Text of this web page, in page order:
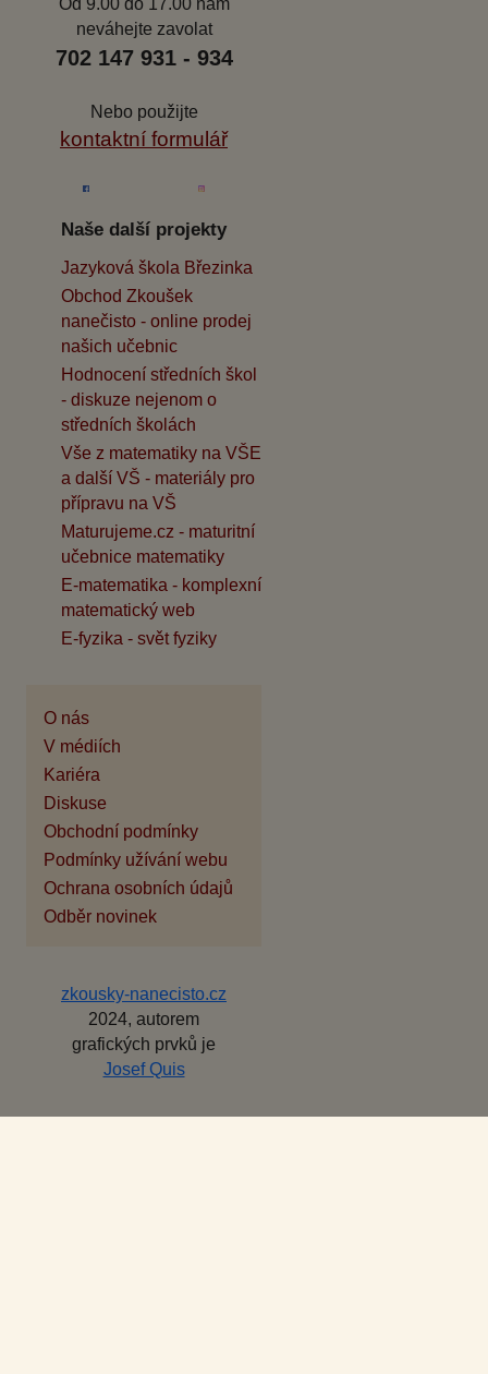
Od 9.00 do 17.00 nám
neváhejte zavolat
702 147 931 - 934
Nebo použijte
kontaktní formulář
Naše další projekty
Jazyková škola Březinka
Obchod Zkoušek
nanečisto - online prodej
našich učebnic
Hodnocení středních škol
- diskuze nejenom o
středních školách
Vše z matematiky na VŠE
a další VŠ - materiály pro
přípravu na VŠ
Maturujeme.cz - maturitní
učebnice matematiky
E-matematika - komplexní
matematický web
E-fyzika - svět fyziky
O nás
V médiích
Kariéra
Diskuse
Obchodní podmínky
Podmínky užívání webu
Ochrana osobních údajů
Odběr novinek
zkousky-nanecisto.cz
2024, autorem
grafických prvků je
Josef Quis